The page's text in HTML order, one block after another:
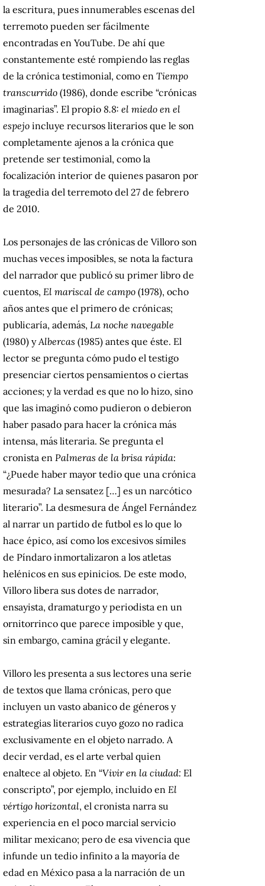
la escritura, pues innumerables escenas del
terremoto pueden ser fácilmente
encontradas en YouTube. De ahí que
constantemente esté rompiendo las reglas
de la crónica testimonial, como en Tiempo
transcurrido (1986), donde escribe “crónicas
imaginarias”. El propio 8.8: el miedo en el
espejo incluye recursos literarios que le son
completamente ajenos a la crónica que
pretende ser testimonial, como la
focalización interior de quienes pasaron por
la tragedia del terremoto del 27 de febrero
de 2010.
Los personajes de las crónicas de Villoro son
muchas veces imposibles, se nota la factura
del narrador que publicó su primer libro de
cuentos, El mariscal de campo (1978), ocho
años antes que el primero de crónicas;
publicaría, además, La noche navegable
(1980) yAlbercas (1985) antes que éste. El
lector se pregunta cómo pudo el testigo
presenciar ciertos pensamientos o ciertas
acciones; y la verdad es que no lo hizo, sino
que las imaginó como pudieron o debieron
haber pasado para hacer la crónica más
intensa, más literaria. Se pregunta el
cronista en Palmeras de la brisa rápida:
“¿Puede haber mayor tedio que una crónica
mesurada? La sensatez […] es un narcótico
literario”. La desmesura de Ángel Fernández
al narrar un partido de futbol es lo que lo
hace épico, así como los excesivos símiles
de Píndaro inmortalizaron a los atletas
helénicos en sus epinicios. De este modo,
Villoro libera sus dotes de narrador,
ensayista, dramaturgo y periodista en un
ornitorrinco que parece imposible y que,
sin embargo, camina grácil y elegante.
Villoro les presenta a sus lectores una serie
de textos que llama crónicas, pero que
incluyen un vasto abanico de géneros y
estrategias literarios cuyo gozo no radica
exclusivamente en el objeto narrado. A
decir verdad, es el arte verbal quien
enaltece al objeto. En “Vivir en la ciudad: El
conscripto”, por ejemplo, incluido en El
vértigo horizontal, el cronista narra su
experiencia en el poco marcial servicio
militar mexicano; pero de esa vivencia que
infunde un tedio infinito a la mayoría de
edad en México pasa a la narración de un